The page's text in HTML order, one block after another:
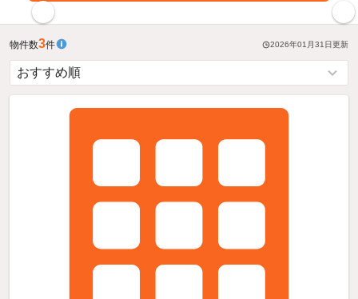
物件数3件 2026年01月31日更新